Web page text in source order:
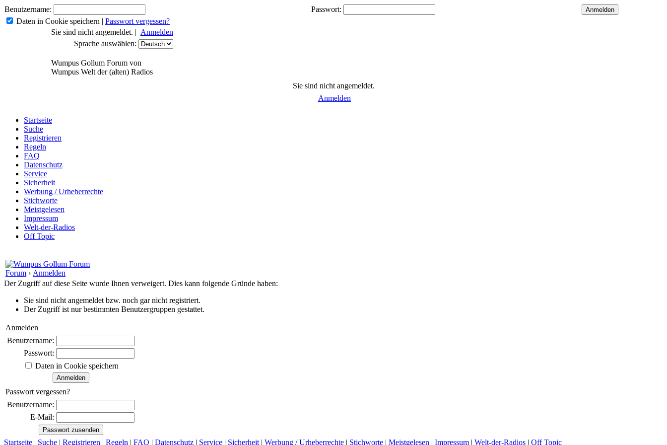
Benutzername:
Passwort:
Daten in Cookie speichern | Passwort vergessen?
Sie sind nicht angemeldet. | Anmelden
Sprache auswählen:
Wumpus Gollum Forum von
Wumpus Welt der (alten) Radios
Sie sind nicht angemeldet.
Anmelden
Startseite
Suche
Registrieren
Regeln
FAQ
Datenschutz
Service
Sicherheit
Werbung / Urheberrechte
Stichworte
Meistgelesen
Impressum
Welt-der-Radios
Off Topic
Forum › Anmelden
Der Zugriff auf diese Seite wurde Ihnen verweigert. Dies kann folgende Gründe haben:
Sie sind nicht angemeldet bzw. noch gar nicht registriert.
Der Zugriff ist nur bestimmten Benutzergruppen gestattet.
Anmelden
Benutzername:
Passwort:
Daten in Cookie speichern
Passwort vergessen?
Benutzername:
E-Mail:
Startseite | Suche | Registrieren | Regeln | FAQ | Datenschutz | Service | Sicherheit | Werbung / Urheberrechte | Stichworte | Meistgelesen | Impressum | Welt-der-Radios | Off Topic